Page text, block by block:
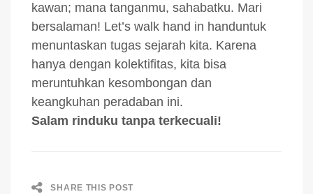
kawan; mana tanganmu, sahabatku. Mari
bersalaman! Let’s walk hand in handuntuk
menuntaskan tugas sejarah kita. Karena
hanya dengan kolektifitas, kita bisa
meruntuhkan kesombongan dan
keangkuhan peradaban ini.
Salam rinduku tanpa terkecuali!
SHARE THIS POST